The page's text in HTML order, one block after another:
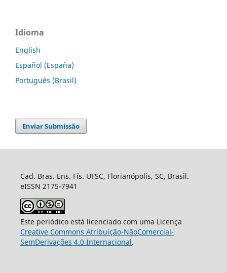
Idioma
English
Español (España)
Português (Brasil)
Enviar Submissão
Cad. Bras. Ens. Fís. UFSC, Florianópolis, SC, Brasil.
eISSN 2175-7941
Este periódico está licenciado com uma Licença
Creative Commons Atribuição-NãoComercial-
SemDerivações 4.0 Internacional.